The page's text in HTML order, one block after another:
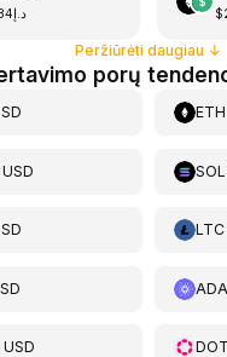
د.إ7,045.84
Peržiūrėti daugiau ↓
porų
ETH
USD SOL
LTC
ADA
USD DOT